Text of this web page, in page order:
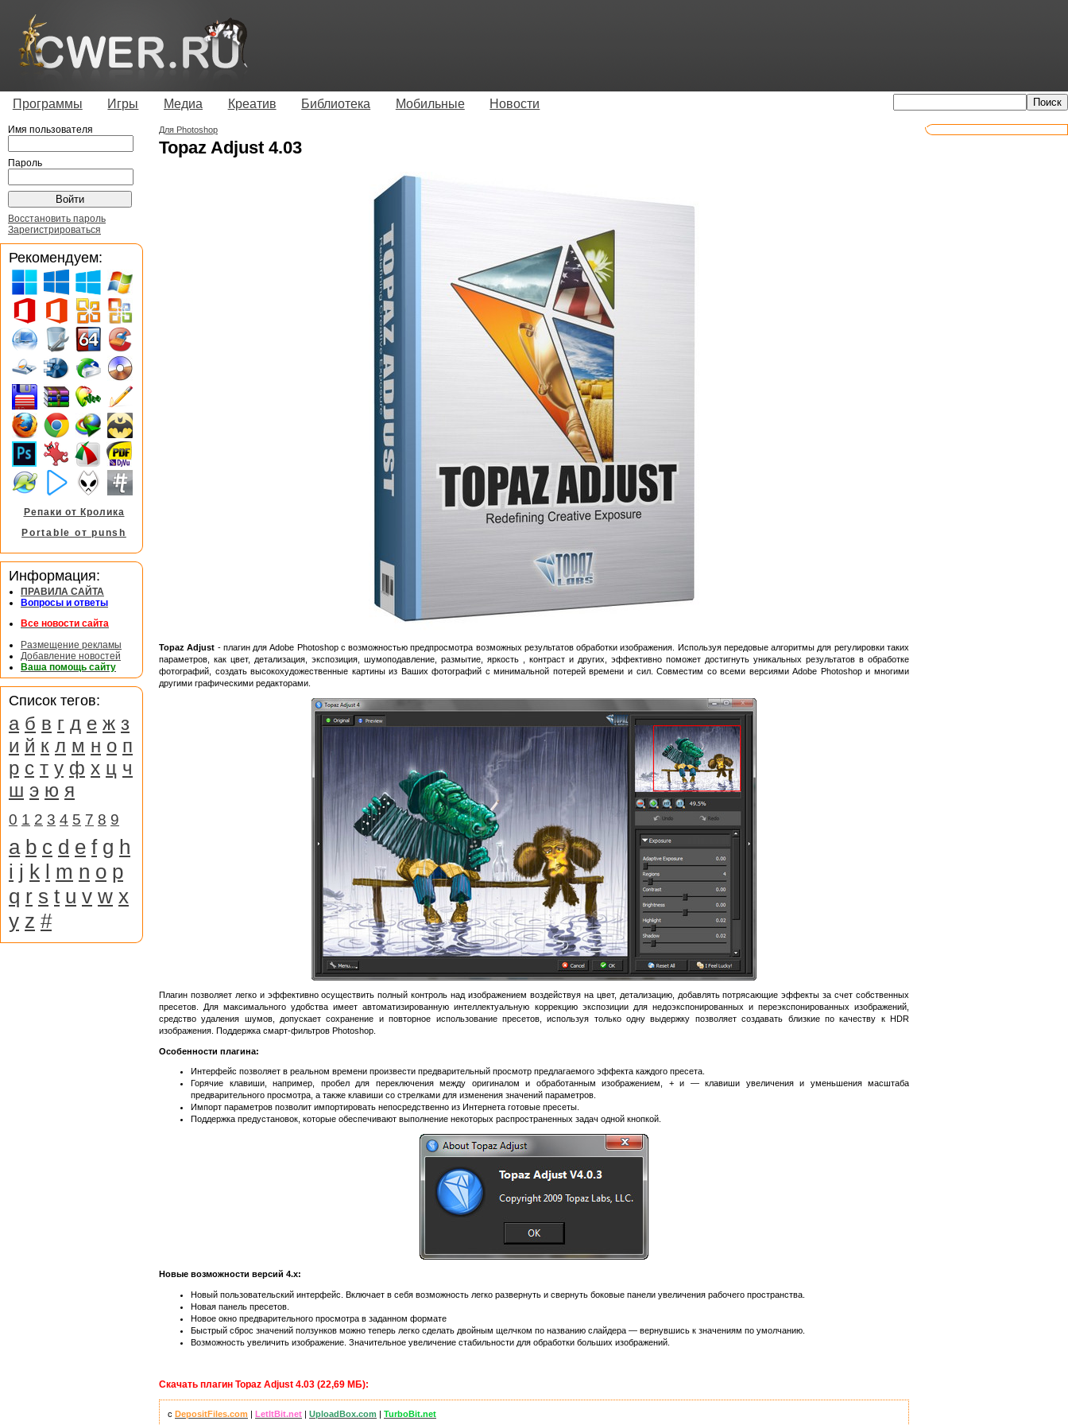
Программы Игры Медиа Креатив Библиотека Мобильные Новости
Для Photoshop
Topaz Adjust 4.03
Topaz Adjust - плагин для Adobe Photoshop с возможностью предпросмотра возможных результатов обработки изображения. Используя передовые алгоритмы для регулировки таких
параметров, как цвет, детализация, экспозиция, шумоподавление, размытие, яркость , контраст и других, эффективно поможет достигнуть уникальных результатов в обработке
фотографий, создать высокохудожественные картины из Ваших фотографий с минимальной потерей времени и сил. Совместим со всеми версиями Adobe Photoshop и многими
другими графическими редакторами.
Плагин позволяет легко и эффективно осуществить полный контроль над изображением воздействуя на цвет, детализацию, добавлять потрясающие эффекты за счет собственных
пресетов. Для максимального удобства имеет автоматизированную интеллектуальную коррекцию экспозиции для недоэкспонированных и переэкспонированных изображений,
средство удаления шумов, допускает сохранение и повторное использование пресетов, используя только одну выдержку позволяет создавать близкие по качеству к HDR
изображения. Поддержка смарт-фильтров Photoshop.
Особенности плагина:
Интерфейс позволяет в реальном времени произвести предварительный просмотр предлагаемого эффекта каждого пресета.
Горячие клавиши, например, пробел для переключения между оригиналом и обработанным изображением, + и — клавиши увеличения и уменьшения масштаба
предварительного просмотра, а также клавиши со стрелками для изменения значений параметров.
Импорт параметров позволит импортировать непосредственно из Интернета готовые пресеты.
Поддержка предустановок, которые обеспечивают выполнение некоторых распространенных задач одной кнопкой.
Новые возможности версий 4.х:
Новый пользовательский интерфейс. Включает в себя возможность легко развернуть и свернуть боковые панели увеличения рабочего пространства.
Новая панель пресетов.
Новое окно предварительного просмотра в заданном формате
Быстрый сброс значений ползунков можно теперь легко сделать двойным щелчком по названию слайдера — вернувшись к значениям по умолчанию.
Возможность увеличить изображение. Значительное увеличение стабильности для обработки больших изображений.
Скачать плагин Topaz Adjust 4.03 (22,69 МБ):
с DepositFiles.com | LetItBit.net | UploadBox.com | TurboBit.net
Имя пользователя
Пароль
Восстановить пароль
Зарегистрироваться
Рекомендуем:
Репаки от Кролика
Portable от punsh
Информация:
ПРАВИЛА САЙТА
Вопросы и ответы
Все новости сайта
Размещение рекламы
Добавление новостей
Ваша помощь сайту
Список тегов:
а б в г д е ж з
и й к л м н о п
р с т у ф х ц ч
ш э ю я
0 1 2 3 4 5 7 8 9
a b c d e f g h
i j k l m n o p
q r s t u v w x
y z #